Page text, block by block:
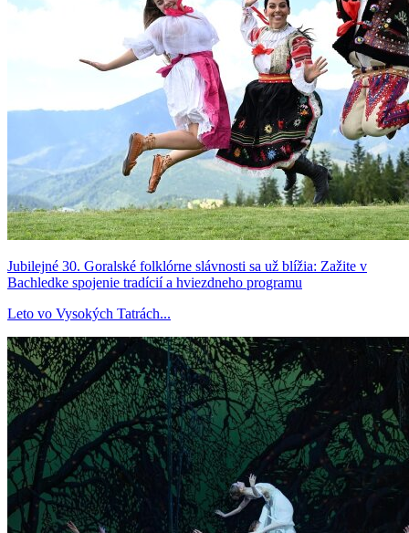
Jubilejné 30. Goralské folklórne slávnosti sa už blížia: Zažite v
Bachledke spojenie tradícií a hviezdneho programu
Leto vo Vysokých Tatrách...